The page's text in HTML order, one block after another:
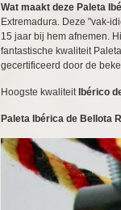
Wat maakt deze Paleta
Extremadura. Deze "vak-
15 jaar bij hem afnemen.
fantastische kwaliteit
gecertificeerd door de
Hoogste kwaliteit Ibérico
Paleta Ibérica de Bellota